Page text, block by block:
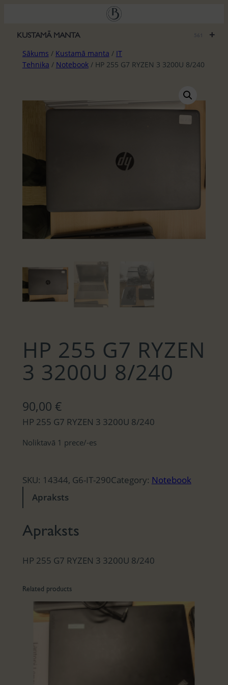
saturu
+
KUSTAMĀ MANTA
Sākums / Kustamā manta / IT
Tehnika / Notebook/ HP 255 G7 RYZEN 3 3200U 8/240
HP 255 G7 RYZEN
3 3200U 8/240
90,00 €
HP 255 G7 RYZEN 3 3200U 8/240
Noliktavā 1 prece/-es
SKU: 14344, G6-IT-290Category: Notebook
Apraksts
Apraksts
HP 255 G7 RYZEN 3 3200U 8/240
Related products